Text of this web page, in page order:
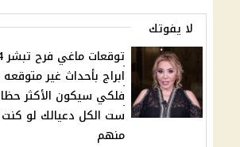
لا يفوتك
توقعات
ابراج بأحداث غير
فلكي سيكون الأكثر
ست الكل دعيالك لو كنت
منهم